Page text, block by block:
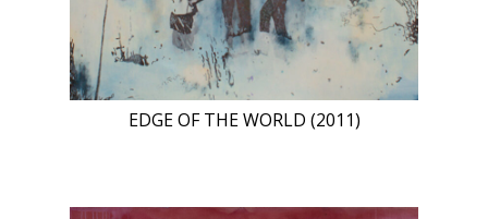
EDGE OF THE WORLD (2011)